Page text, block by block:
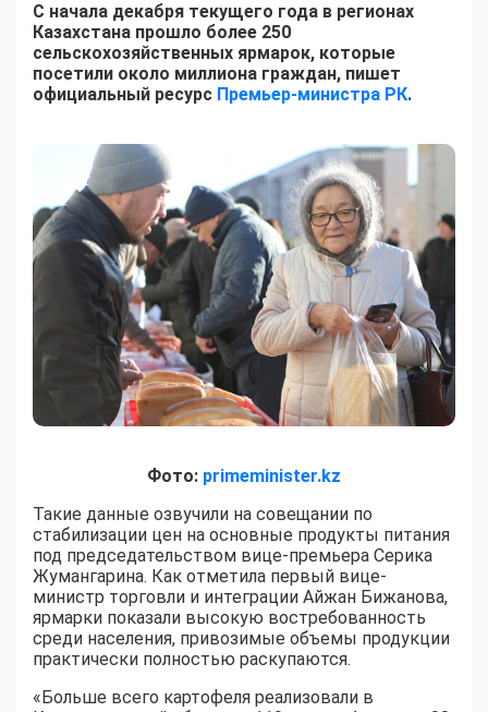
С начала декабря текущего года в регионах
Казахстана прошло более 250
сельскохозяйственных ярмарок, которые
посетили около миллиона граждан, пишет
официальный ресурс Премьер-министра РК.
Фото: primeminister.kz
Такие данные озвучили на совещании по
стабилизации цен на основные продукты питания
под председательством вице-премьера Серика
Жумангарина. Как отметила первый вице-
министр торговли и интеграции Айжан Бижанова,
ярмарки показали высокую востребованность
среди населения, привозимые объемы продукции
практически полностью раскупаются.
«Больше всего картофеля реализовали в